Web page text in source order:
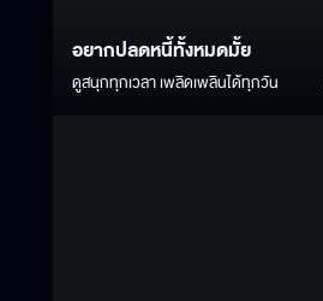
อยากปลดหนี้ทั้งหมดมั้ย
ดูสนุกทุกเวลา เพลิดเพลินได้ทุกวัน